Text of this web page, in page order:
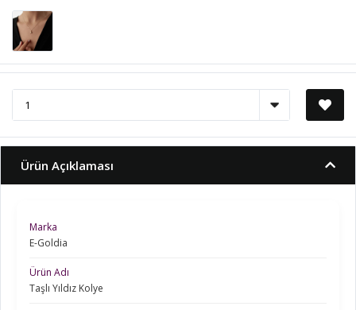
Ürün Açıklaması
Marka
E-Goldia
Ürün Adı
Taşlı Yıldız Kolye